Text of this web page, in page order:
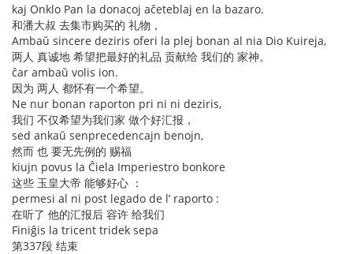
kaj Onklo Pan la donacoj aĉeteblaj en la bazaro.
和潘大叔 去集市购买的 礼物，
Ambaŭ sincere deziris oferi la plej bonan al nia Dio Kuireja,
两人 真诚地 希望把最好的礼品 贡献给 我们的 家神。
ĉar ambaŭ volis ion.
因为 两人 都怀有一个希望。
Ne nur bonan raporton pri ni ni deziris,
我们 不仅希望为我们家 做个好汇报，
sed ankaŭ senprecedencajn benojn,
然而 也 要无先例的 赐福
kiujn povus la Ĉiela Imperiestro bonkore
这些 玉皇大帝 能够好心 ：
permesi al ni post legado de l’ raporto :
在听了 他的汇报后 容许 给我们
Finiĝis la tricent tridek sepa
第337段 结束